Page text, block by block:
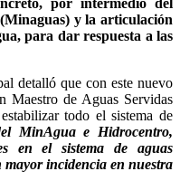
y la articulación
para dar respuesta a las
detalló que con este nuevo
Maestro de Aguas Servidas
todo el sistema de
MinAgua e Hidrocentro,
en el sistema de aguas
mayor incidencia en nuestra